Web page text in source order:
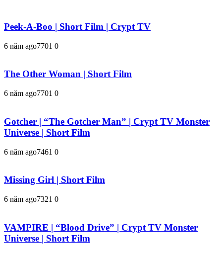
Peek-A-Boo | Short Film | Crypt TV
6 năm ago7701 0
The Other Woman | Short Film
6 năm ago7701 0
Gotcher | “The Gotcher Man” | Crypt TV Monster
Universe | Short Film
6 năm ago7461 0
Missing Girl | Short Film
6 năm ago7321 0
VAMPIRE | “Blood Drive” | Crypt TV Monster
Universe | Short Film